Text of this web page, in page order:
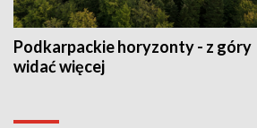
Podkarpackie horyzonty - z góry
widać więcej